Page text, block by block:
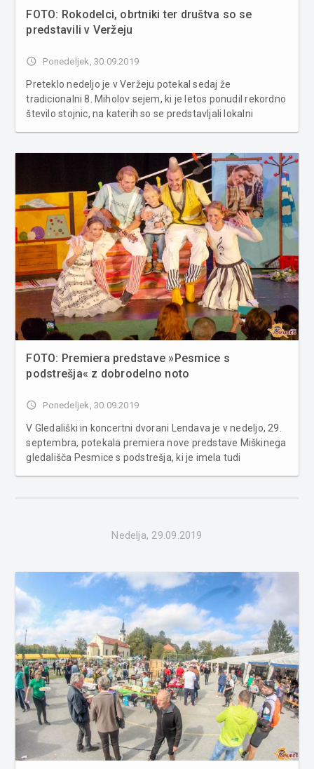
FOTO: Rokodelci, obrtniki ter društva so se
predstavili v Veržeju
access_time Ponedeljek, 30.09.2019
Preteklo nedeljo je v Veržeju potekal sedaj že
tradicionalni 8. Miholov sejem, ki je letos ponudil rekordno
število stojnic, na katerih so se predstavljali lokalni
FOTO: Premiera predstave »Pesmice s
podstrešja« z dobrodelno noto
access_time Ponedeljek, 30.09.2019
V Gledališki in koncertni dvorani Lendava je v nedeljo, 29.
septembra, potekala premiera nove predstave Miškinega
gledališča Pesmice s podstrešja, ki je imela tudi
Nedelja, 29.09.2019